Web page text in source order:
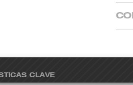
CLAVE